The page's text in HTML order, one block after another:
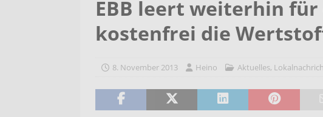
[ 4. August 2026 ] Start in das Berufsleben
AKTUELLES
Kaczmarek besucht Gerhart-Hauptmann-
[ 5. August 2026 ] Bargeldlose Zahlung in
möglich
AKTUELLES
EBB leert weiterhin
kostenfrei die
8. November 2013 Heino Aktuelles,